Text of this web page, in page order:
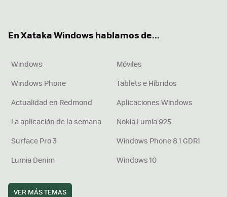
En Xataka Windows hablamos de...
Windows
Móviles
Windows Phone
Tablets e Híbridos
Actualidad en Redmond
Aplicaciones Windows
La aplicación de la semana
Nokia Lumia 925
Surface Pro 3
Windows Phone 8.1 GDR1
Lumia Denim
Windows 10
VER MÁS TEMAS